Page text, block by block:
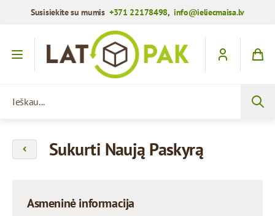
Susisiekite su mumis+371 22178498, info@ieliecmaisa.lv
Sukurti Naują Paskyrą
Asmeninė informacija